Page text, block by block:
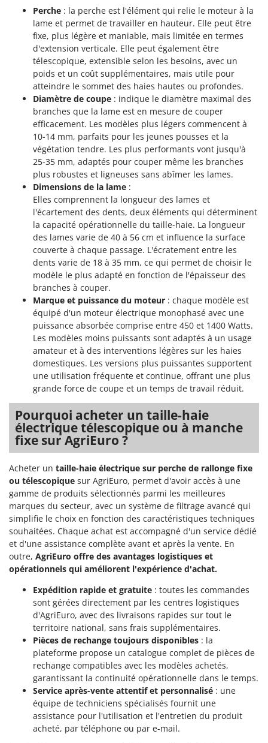
Titania
Tornado
Tre Spade
Trev - Abrek - TecnoVIR
Trotec
Troy-Bilt
Udor
Unger
Verdemax
Vesco
Volpi
Waldner
Weber
WIDU
Wiper EcoRobot
Wolf Garten
Wortex
Worx
Z
Zanon
Zephir
ZGrills
Zodiac
Zomax
Perche : la perche est l'élément qui relie le moteur à la
lame et permet de travailler en hauteur. Elle peut être
fixe, plus légère et maniable, mais limitée en termes
d'extension verticale. Elle peut également être
télescopique, extensible selon les besoins, avec un
poids et un coût supplémentaires, mais utile pour
atteindre le sommet des haies hautes ou profondes.
Diamètre de coupe : indique le diamètre maximal des
branches que la lame est en mesure de couper
efficacement. Les modèles plus légers commencent à
10-14 mm, parfaits pour les jeunes pousses et la
végétation tendre. Les plus performants vont jusqu'à
25-35 mm, adaptés pour couper même les branches
plus robustes et ligneuses sans abîmer les lames.
Dimensions de la lame :
Elles comprennent la longueur des lames et
l'écartement des dents, deux éléments qui déterminent
la capacité opérationnelle du taille-haie. La longueur
des lames varie de 40 à 56 cm et influence la surface
couverte à chaque passage. L'écratement entre les
dents varie de 18 à 35 mm, ce qui permet de choisir le
modèle le plus adapté en fonction de l'épaisseur des
branches à couper.
Marque et puissance du moteur : chaque modèle est
équipé d'un moteur électrique monophasé avec une
puissance absorbée comprise entre 450 et 1400 Watts.
Les modèles moins puissants sont adaptés à un usage
amateur et à des interventions légères sur les haies
domestiques. Les versions plus puissantes supportent
une utilisation fréquente et continue, offrant une plus
grande force de coupe et un temps de travail réduit.
Pourquoi acheter un taille-haie
électrique télescopique ou à manche
fixe sur AgriEuro ?
Acheter un taille-haie électrique sur perche de rallonge fixe
ou télescopique sur AgriEuro, permet d'avoir accès à une
gamme de produits sélectionnés parmi les meilleures
marques du secteur, avec un système de filtrage avancé qui
simplifie le choix en fonction des caractéristiques techniques
souhaitées. Chaque achat est accompagné d'un service dédié
et d'une assistance complète avant et après la vente. En
outre, AgriEuro offre des avantages logistiques et
opérationnels qui améliorent l'expérience d'achat.
Expédition rapide et gratuite : toutes les commandes
sont gérées directement par les centres logistiques
d'AgriEuro, avec des livraisons rapides sur tout le
territoire national, sans frais supplémentaires.
Pièces de rechange toujours disponibles : la
plateforme propose un catalogue complet de pièces de
rechange compatibles avec les modèles achetés,
garantissant la continuité opérationnelle dans le temps.
Service après-vente attentif et personnalisé : une
équipe de techniciens spécialisés fournit une
assistance pour l'utilisation et l'entretien du produit
acheté, par téléphone ou par e-mail.